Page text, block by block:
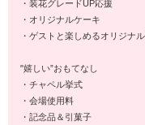
・装花グレードUP応援
・オリジナルケーキ
・ゲストと楽しめるオリジナ
"嬉しい”おもてなし
・チャペル挙式
・会場使用料
・記念品＆引菓子